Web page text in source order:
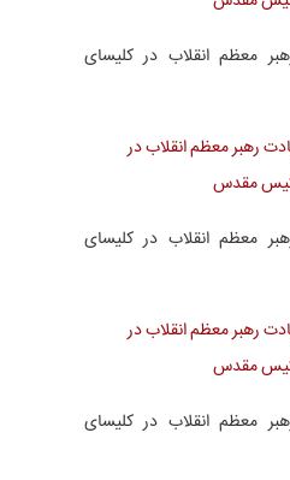
معظم انقلاب در کلیسای
معظم انقلاب در کلیسای
معظم انقلاب در کلیسای